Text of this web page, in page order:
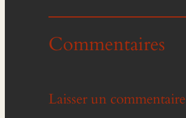
Commentaires
Laisser un commentaire